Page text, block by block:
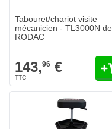
Tabouret/chariot visite
mécanicien - TL3000N de
RODAC
143,96 €